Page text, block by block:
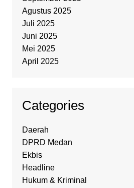
Agustus 2025
Juli 2025
Juni 2025
Mei 2025
April 2025
Categories
Daerah
DPRD Medan
Ekbis
Headline
Hukum & Kriminal